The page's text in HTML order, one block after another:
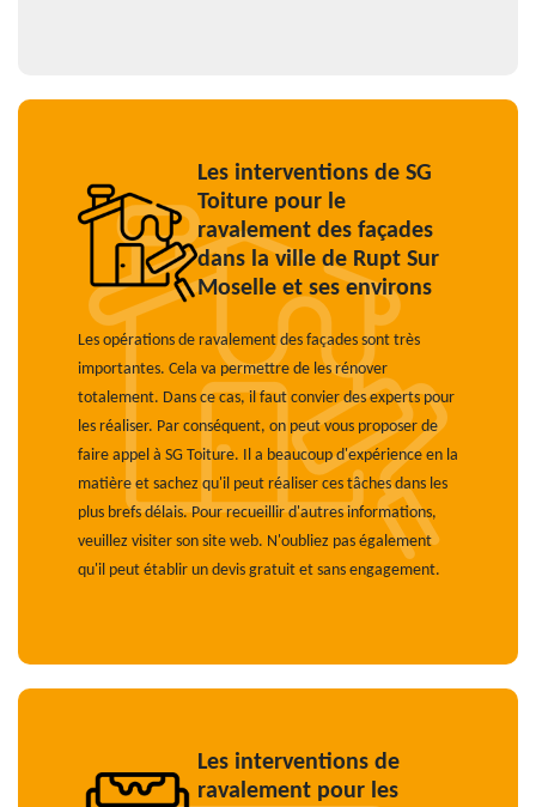
Les interventions de SG
Toiture pour le
ravalement des façades
dans la ville de Rupt Sur
Moselle et ses environs
Les opérations de ravalement des façades sont très
importantes. Cela va permettre de les rénover
totalement. Dans ce cas, il faut convier des experts pour
les réaliser. Par conséquent, on peut vous proposer de
faire appel à SG Toiture. Il a beaucoup d'expérience en la
matière et sachez qu'il peut réaliser ces tâches dans les
plus brefs délais. Pour recueillir d'autres informations,
veuillez visiter son site web. N'oubliez pas également
qu'il peut établir un devis gratuit et sans engagement.
Les interventions de
ravalement pour les